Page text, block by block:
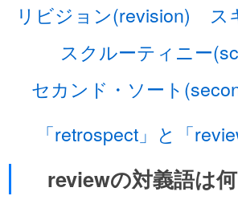
リビジョン(revision)
ス
スクルーティニー
セカンド・ソート
「retrospect」と「
reviewの対義語は